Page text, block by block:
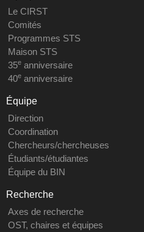
Le CIRST
Comités
Programmes STS
Maison STS
35eanniversaire
40eanniversaire
Équipe
Direction
Coordination
Chercheurs/chercheuses
Étudiants/étudiantes
Équipe du BIN
Recherche
Axes de recherche
OST, chaires et équipes